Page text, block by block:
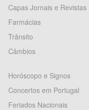
Capas Jornais e Revistas
Farmácias
Trânsito
Câmbios
Horóscopo e Signos
Concertos em Portugal
Feriados Nacionais